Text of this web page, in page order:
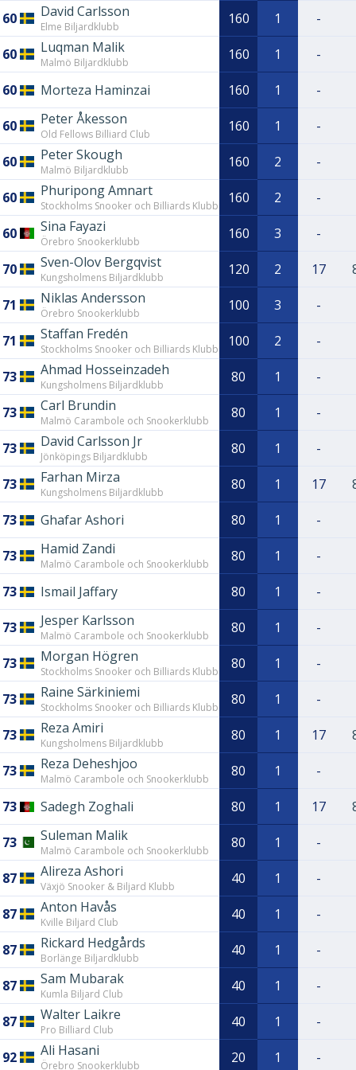
60 David Carlsson
Elme Biljardklubb 160 1 -
60 Luqman Malik
Malmö Biljardklubb 160 1 -
60 Morteza Haminzai 160 1 -
60 Peter Åkesson
Old Fellows Billiard Club 160 1 -
60 Peter Skough
Malmö Biljardklubb 160 2 -
60 Phuripong Amnart
Stockholms Snooker och Billiards Klubb 160 2 -
60 Sina Fayazi
Örebro Snookerklubb 160 3 -
70 Sven-Olov Bergqvist
Kungsholmens Biljardklubb 120 2 17
71 Niklas Andersson
Örebro Snookerklubb 100 3 -
71 Staffan Fredén
Stockholms Snooker och Billiards Klubb 100 2 -
73 Ahmad Hosseinzadeh
Kungsholmens Biljardklubb 80 1 -
73 Carl Brundin
Malmö Carambole och Snookerklubb 80 1 -
73 David Carlsson Jr
Jönköpings Biljardklubb 80 1 -
73 Farhan Mirza
Kungsholmens Biljardklubb 80 1 17
73 Ghafar Ashori 80 1 -
73 Hamid Zandi
Malmö Carambole och Snookerklubb 80 1 -
73 Ismail Jaffary 80 1 -
73 Jesper Karlsson
Malmö Carambole och Snookerklubb 80 1 -
73 Morgan Högren
Stockholms Snooker och Billiards Klubb 80 1 -
73 Raine Särkiniemi
Stockholms Snooker och Billiards Klubb 80 1 -
73 Reza Amiri
Kungsholmens Biljardklubb 80 1 17
73 Reza Deheshjoo
Malmö Carambole och Snookerklubb 80 1 -
73 Sadegh Zoghali 80 1 17
73 Suleman Malik
Malmö Carambole och Snookerklubb 80 1 -
87 Alireza Ashori
Växjö Snooker & Biljard Klubb 40 1 -
87 Anton Havås
Kville Biljard Club 40 1 -
87 Rickard Hedgårds
Borlänge Biljardklubb 40 1 -
87 Sam Mubarak
Kumla Biljard Club 40 1 -
87 Walter Laikre
Pro Billiard Club 40 1 -
92 Ali Hasani
Örebro Snookerklubb 20 1 -